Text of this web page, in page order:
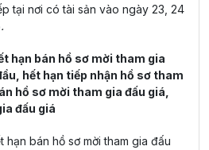
tại nơi có tài sản vào ngày 23, 24
.
hạn bán hồ sơ mời tham gia
hết hạn tiếp nhận hồ sơ tham
hồ sơ mời tham gia đấu giá,
đấu giá
bán hồ sơ mời tham gia đấu